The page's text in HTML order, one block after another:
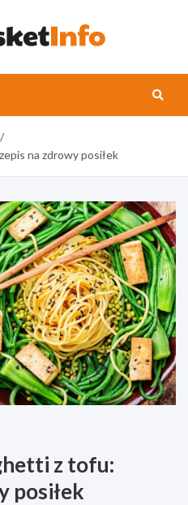
na zdrowy posiłek
z tofu:
posiłek